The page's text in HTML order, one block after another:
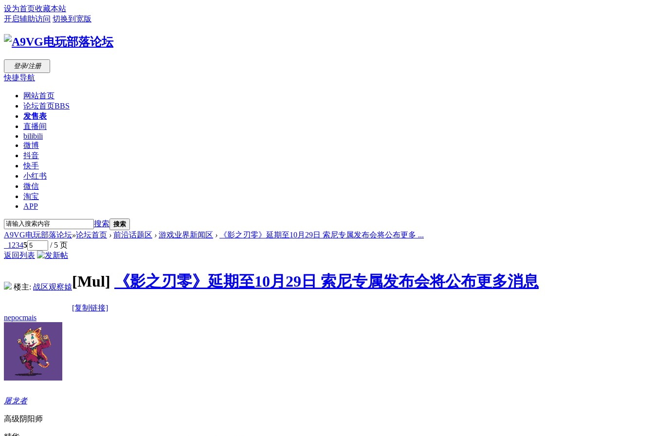
设为首页收藏本站
开启辅助访问 切换到宽版
登录/注册
快捷导航
网站首页
论坛首页BBS
发售表
直播间
bilibili
微博
抖音
快手
小红书
微信
淘宝
APP
搜索 搜索
A9VG电玩部落论坛»论坛首页 › 前沿话题区 › 游戏业界新闻区 ›
《影之刃零》延期至10月29日 索尼专属发布会将公布更多 ...
1 2345
/ 5 页
返回列表
楼主: 战区观察媴[Mul] 《影之刃零》延期至10月29日 索尼专属发布会将公布更多消息
[复制链接]
nepocmais
屠龙者
高级阴阳师